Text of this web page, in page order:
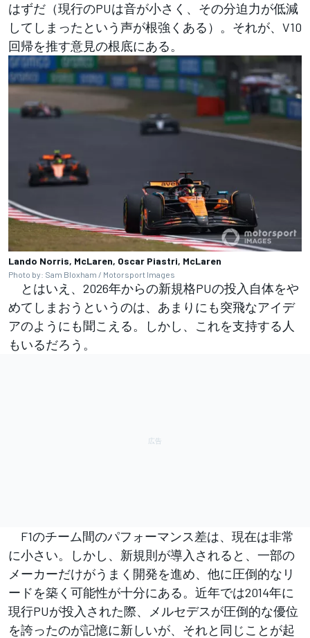
はずだ（現行のPUは音が小さく、その分迫力が低減
してしまったという声が根強くある）。それが、V10
回帰を推す意見の根底にある。
Lando Norris, McLaren, Oscar Piastri, McLaren
Photo by: Sam Bloxham / Motorsport Images
とはいえ、2026年からの新規格PUの投入自体をや
めてしまおうというのは、あまりにも突飛なアイデ
アのようにも聞こえる。しかし、これを支持する人
もいるだろう。
F1のチーム間のパフォーマンス差は、現在は非常
に小さい。しかし、新規則が導入されると、一部の
メーカーだけがうまく開発を進め、他に圧倒的なリ
ードを築く可能性が十分にある。近年では2014年に
現行PUが投入された際、メルセデスが圧倒的な優位
を誇ったのが記憶に新しいが、それと同じことが起